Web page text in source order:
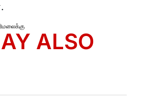
ALSO